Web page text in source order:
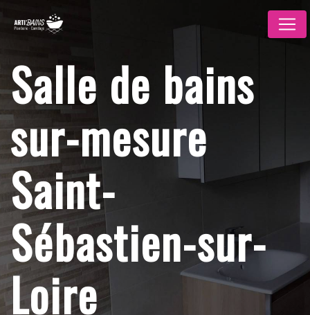
Salle de bains
sur-mesure
Saint-
Sébastien-sur-
Loire